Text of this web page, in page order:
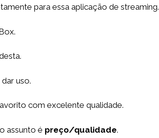
para essa aplicação de streaming.
uso.
com excelente qualidade.
assunto é preço/qualidade.